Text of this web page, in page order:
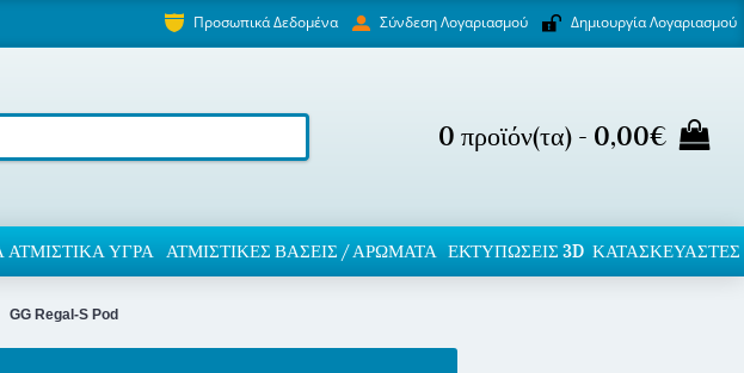
Προσωπικά Δεδομένα Σύνδεση Λογαριασμού Δημιουργία Λογαριασμού
0 προϊόν(τα) - 0,00€
ΑΤΜΙΣΤΙΚΆ ΥΓΡΆ ΑΤΜΙΣΤΙΚΈΣ ΒΆΣΕΙΣ / ΑΡΏΜΑΤΑ ΕΚΤΥΠΏΣΕΙΣ 3D ΚΑΤΑΣΚΕΥΑΣΤΕΣ
GG Regal-S Pod